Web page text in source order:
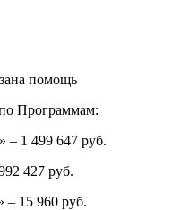
помощь
Программам:
– 1 499 647 руб.
427 руб.
– 15 960 руб.